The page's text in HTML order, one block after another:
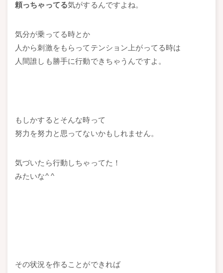
頼っちゃってる気がするんですよね。
気分が乗ってる時とか
人から刺激をもらってテンション上がってる時は
人間誰しも勝手に行動できちゃうんですよ。
もしかするとそんな時って
努力を努力と思ってないかもしれません。
気づいたら行動しちゃってた！
みたいな^ ^
その状況を作ることができれば